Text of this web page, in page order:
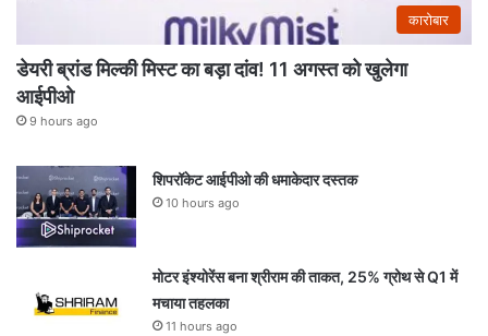
कारोबार
डेयरी ब्रांड मिल्की मिस्ट का बड़ा दांव! 11 अगस्त को खुलेगा
आईपीओ
9 hours ago
शिपरॉकेट आईपीओ की धमाकेदार दस्तक
10 hours ago
मोटर इंश्योरेंस बना श्रीराम की ताकत, 25% ग्रोथ से Q1 में
मचाया तहलका
11 hours ago